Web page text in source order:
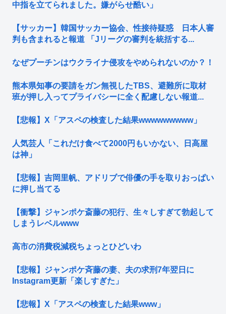
中指を立てられました。嫌がらせ酷い」
【サッカー】韓国サッカー協会、性接待疑惑 日本人審
判も含まれると報道 「Jリーグの審判を統括する...
なぜプーチンはウクライナ侵攻をやめられないのか？！
熊本県知事の要請をガン無視したTBS、避難所に取材
班が押し入ってプライバシーに全く配慮しない報道...
【悲報】X「アスペの検査した結果wwwwwwwww」
人気芸人「これだけ食べて2000円もいかない、日高屋
は神」
【悲報】吉岡里帆、アドリブで俳優の手を取りおっぱい
に押し当てる
【衝撃】ジャンポケ斎藤の犯行、生々しすぎて勃起して
しまうレベルwww
高市の消費税減税ちょっとひどいわ
【悲報】ジャンポケ斉藤の妻、夫の求刑7年翌日に
Instagram更新「楽しすぎた」
【悲報】X「アスペの検査した結果www」